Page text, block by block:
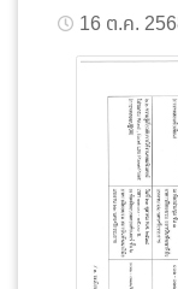
16 ต.ค.